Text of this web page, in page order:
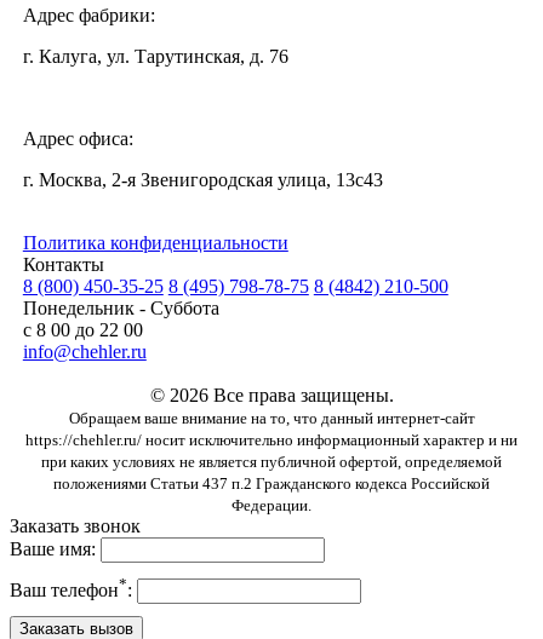
Адрес фабрики:
г. Калуга, ул. Тарутинская, д. 76
Адрес офиса:
г. Москва, 2-я Звенигородская улица, 13с43
Политика конфиденциальности
Контакты
8 (800) 450-35-25 8 (495) 798-78-75 8 (4842) 210-500
Понедельник - Суббота
с 8 00 до 22 00
info@chehler.ru
© 2026 Все права защищены.
Обращаем ваше внимание на то, что данный интернет-сайт
https://chehler.ru/ носит исключительно информационный характер и ни
при каких условиях не является публичной офертой, определяемой
положениями Статьи 437 п.2 Гражданского кодекса Российской
Федерации.
Заказать звонок
Ваше имя:
Ваш телефон*: